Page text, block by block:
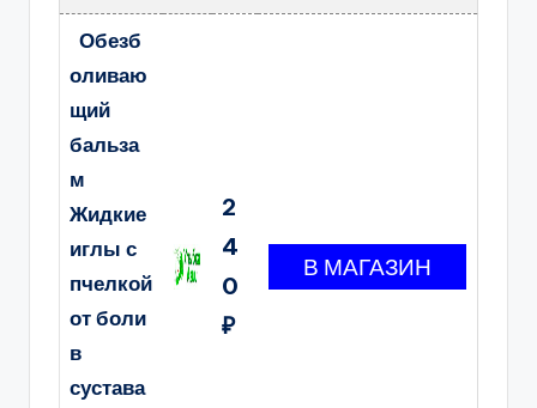
Обезб
оливаю
щий
бальза
м
Жидкие
иглы с
пчелкой
от боли
в
сустава
2
4
0
₽